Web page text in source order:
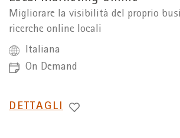
Migliorare la visibilità del proprio
ricerche online locali
Italiana
On Demand
PASSA
DETTAGLI